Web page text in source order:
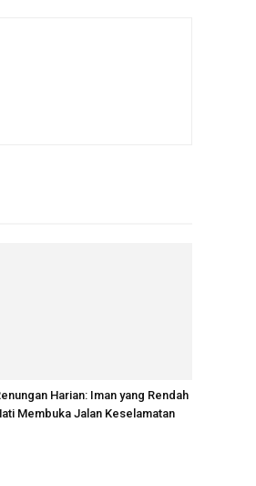
Harian: Iman yang Rendah
Membuka Jalan Keselamatan